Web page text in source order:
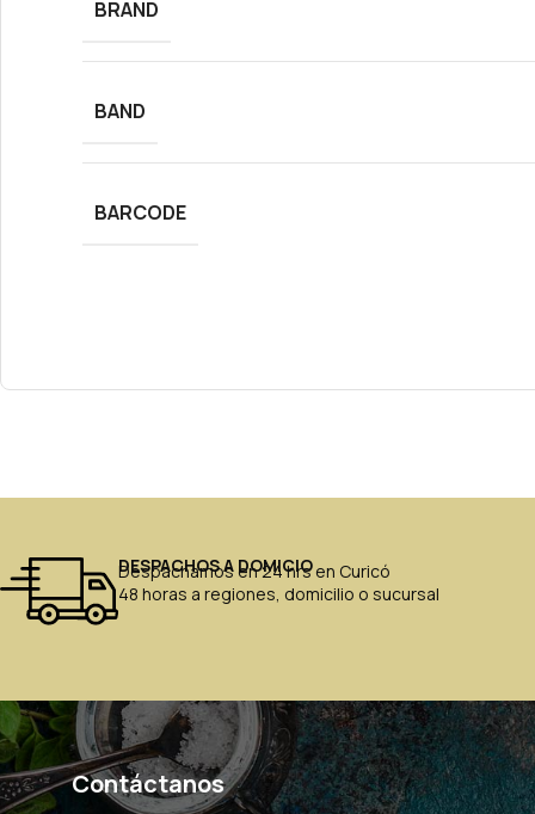
BRAND
BAND
BARCODE
DESPACHOS A DOMICIO
Despachamos en 24 hrs en Curicó
48 horas a regiones, domicilio o sucursal
Contáctanos